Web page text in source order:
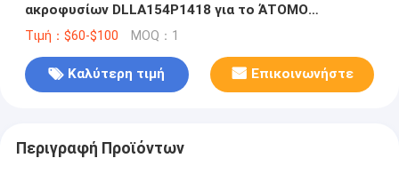
ακροφυσίων DLLA154P1418 για το ΆΤΟΜΟ
51101006024 51101006044
Τιμή：$60-$100 MOQ：1
Καλύτερη τιμή Επικοινωνήστε
Περιγραφή Προϊόντων